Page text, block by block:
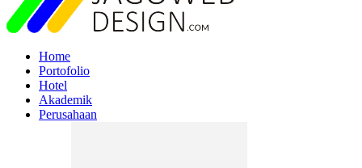
Home
Portofolio
Hotel
Akademik
Perusahaan